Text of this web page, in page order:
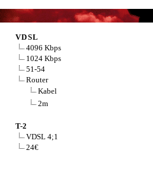
VDSL
4096 Kbps
1024 Kbps
51-54
Router
Kabel
2m
T-2
VDSL 4;1
24€